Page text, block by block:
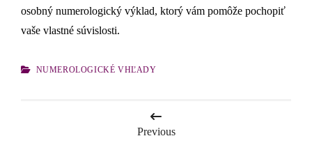
osobný numerologický výklad, ktorý vám pomôže pochopiť
vaše vlastné súvislosti.
CATEGORIES
NUMEROLOGICKÉ VHĽADY
Previous